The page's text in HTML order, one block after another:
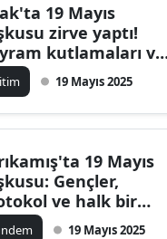
19 Mayıs
zirve yaptı!
kutlamaları ve
töreniyle gençler
19 Mayıs 2025
19 Mayıs
Gençler,
ve halk bir
kutladı19 Mayıs 2025